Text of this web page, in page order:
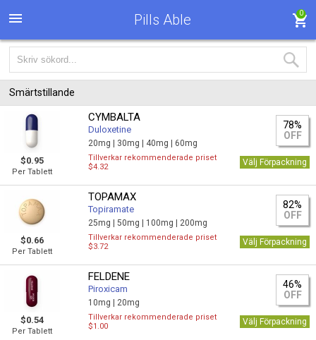
Pills Able 0
Smärtstillande
$0.95
Per Tablett
CYMBALTA
Duloxetine
20mg | 30mg | 40mg | 60mg
78%
OFF
Tillverkar rekommenderade priset
$4.32
Välj Förpackning
$0.66
Per Tablett
TOPAMAX
Topiramate
25mg |50mg | 100mg | 200mg
82%
OFF
Tillverkar rekommenderade priset
$3.72
Välj Förpackning
$0.54
Per Tablett
FELDENE
Piroxicam
10mg | 20mg
46%
OFF
Tillverkar rekommenderade priset
$1.00
Välj Förpackning